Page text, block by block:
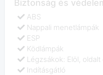
Biztonság és
ABS
Nappali menetlámpák
ESP
Ködlámpák
Légzsákok: Elöl,
Indításgátló